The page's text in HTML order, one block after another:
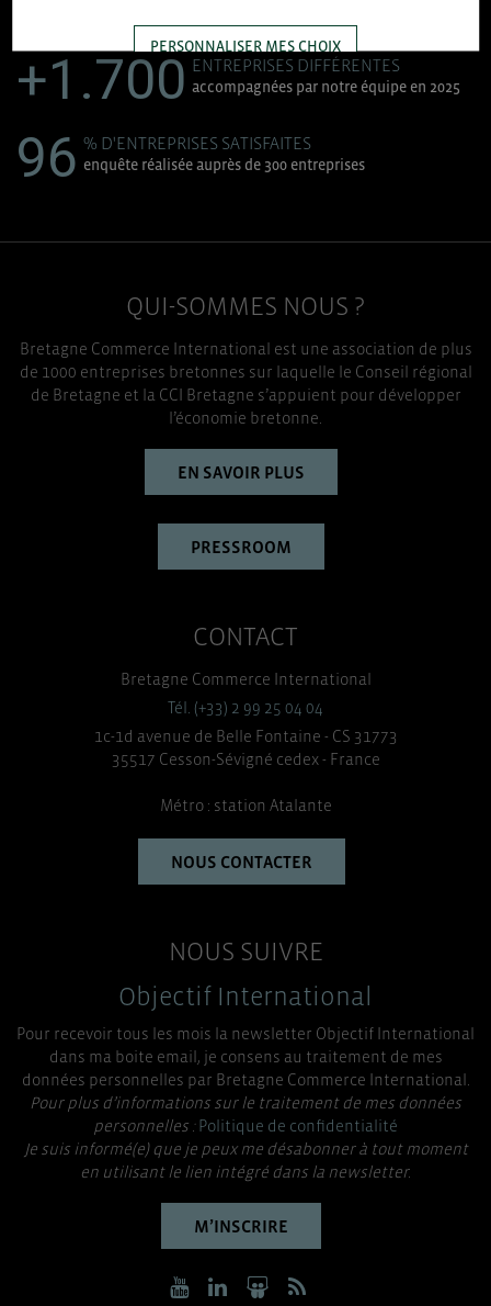
+1.700 ENTREPRISES DIFFÉRENTES
accompagnées par notre équipe en 2025
96 % D'ENTREPRISES SATISFAITES
enquête réalisée auprès de 300 entreprises
QUI-SOMMES NOUS ?
Bretagne Commerce International est une association de plus
de 1000 entreprises bretonnes sur laquelle le Conseil régional
de Bretagne et la CCI Bretagne s’appuient pour développer
l’économie bretonne.
EN SAVOIR PLUS
PRESSROOM
CONTACT
Bretagne Commerce International
Tél. (+33) 2 99 25 04 04
1c-1d avenue de Belle Fontaine - CS 31773
35517 Cesson-Sévigné cedex - France
Métro : station Atalante
NOUS CONTACTER
NOUS SUIVRE
Objectif International
Pour recevoir tous les mois la newsletter Objectif International
dans ma boite email, je consens au traitement de mes
données personnelles par Bretagne Commerce International.
Pour plus d’informations sur le traitement de mes données
personnelles :Politique de confidentialité
Je suis informé(e) que je peux me désabonner à tout moment
en utilisant le lien intégré dans la newsletter.
M’INSCRIRE
PERSONNALISER MES CHOIX